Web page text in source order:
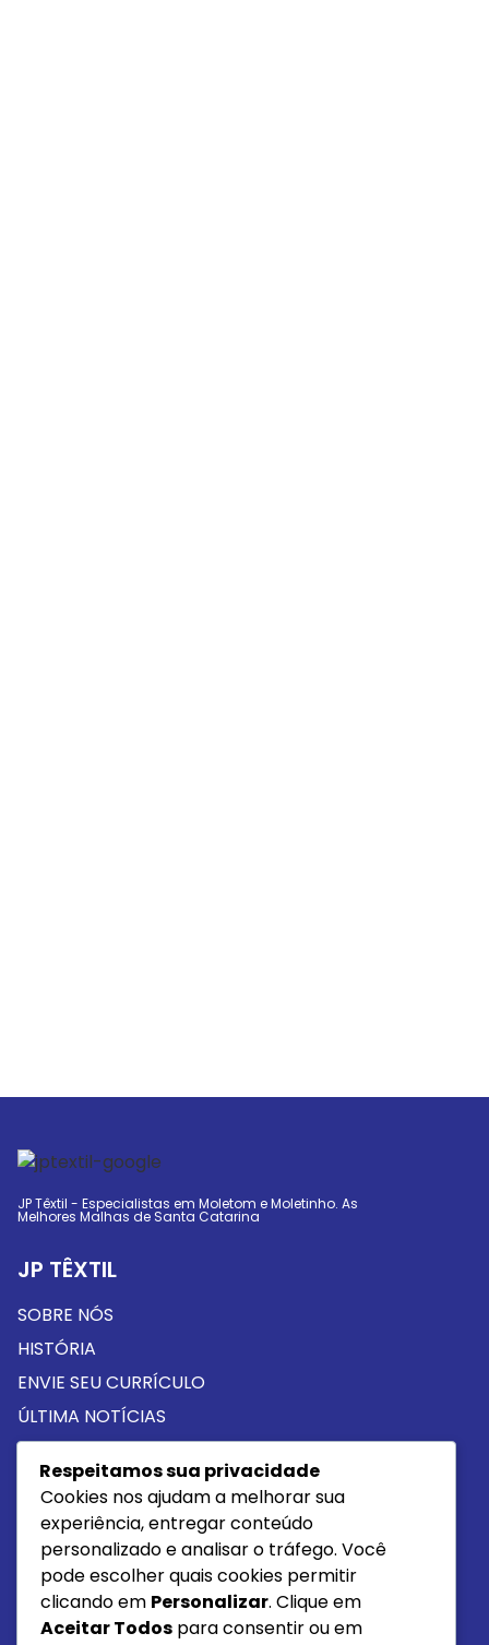
JP Têxtil - Especialistas em Moletom e Moletinho. As
Melhores Malhas de Santa Catarina
JP TÊXTIL
SOBRE NÓS
HISTÓRIA
ENVIE SEU CURRÍCULO
ÚLTIMA NOTÍCIAS
PROUTOS
MOLETOM
MOLETINHO
MEIA MALHA ALGODÃO
MEIA MALHA PP
Respeitamos sua privacidade
Cookies nos ajudam a melhorar sua
experiência, entregar conteúdo
personalizado e analisar o tráfego. Você
pode escolher quais cookies permitir
clicando em Personalizar. Clique em
Aceitar Todos para consentir ou em